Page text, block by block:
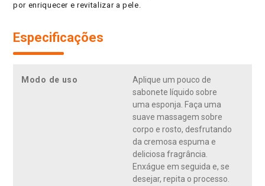
por enriquecer e revitalizar a pele.
Especificações
Modo de uso
Aplique um pouco de
sabonete líquido sobre
uma esponja. Faça uma
suave massagem sobre
corpo e rosto, desfrutando
da cremosa espuma e
deliciosa fragrância.
Enxágue em seguida e, se
desejar, repita o processo.